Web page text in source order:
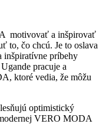
motivovať a inšpirovať
to, čo chcú. Je to oslava
inšpiratívne príbehy
pracuje a
ktoré vedia, že môžu
optimistický
VERO MODA